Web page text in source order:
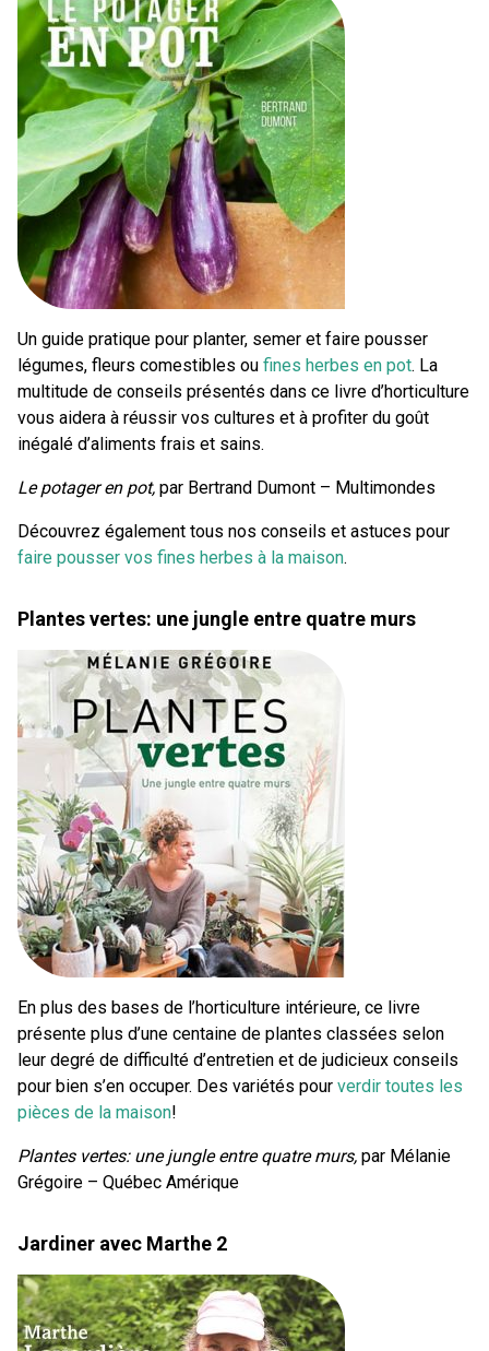
Un guide pratique pour planter, semer et faire pousser
légumes, fleurs comestibles ou fines herbes en pot. La
multitude de conseils présentés dans ce livre d’horticulture
vous aidera à réussir vos cultures et à profiter du goût
inégalé d’aliments frais et sains.
Le potager en pot, par Bertrand Dumont – Multimondes
Découvrez également tous nos conseils et astuces pour
faire pousser vos fines herbes à la maison.
Plantes vertes: une jungle entre quatre murs
En plus des bases de l’horticulture intérieure, ce livre
présente plus d’une centaine de plantes classées selon
leur degré de difficulté d’entretien et de judicieux conseils
pour bien s’en occuper. Des variétés pour verdir toutes les
pièces de la maison!
Plantes vertes: une jungle entre quatre murs, par Mélanie
Grégoire – Québec Amérique
Jardiner avec Marthe 2